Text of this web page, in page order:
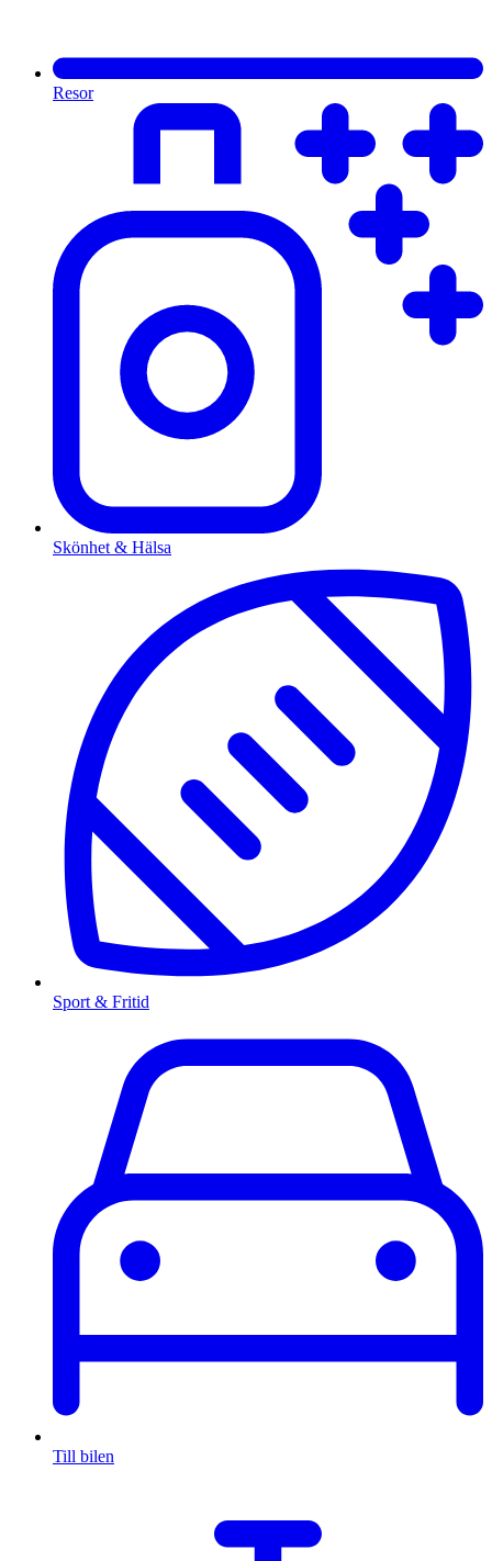
Resor
Skönhet & Hälsa
Sport & Fritid
Till bilen